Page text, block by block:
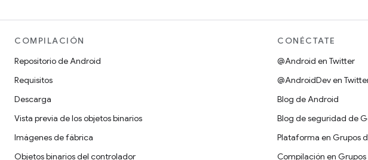
COMPILACIÓN
Repositorio de Android
Requisitos
Descarga
Vista previa de los objetos binarios
Imágenes de fábrica
Objetos binarios del controlador
CONÉCTATE
@Android en Twitter
@AndroidDev en
Blog de Android
Blog de seguridad de
Plataforma en Grupos
Compilación en